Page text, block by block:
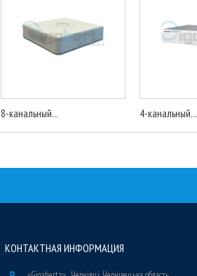
8-канальный... 4-канальный...
КОНТАКТНАЯ ИНФОРМАЦИЯ